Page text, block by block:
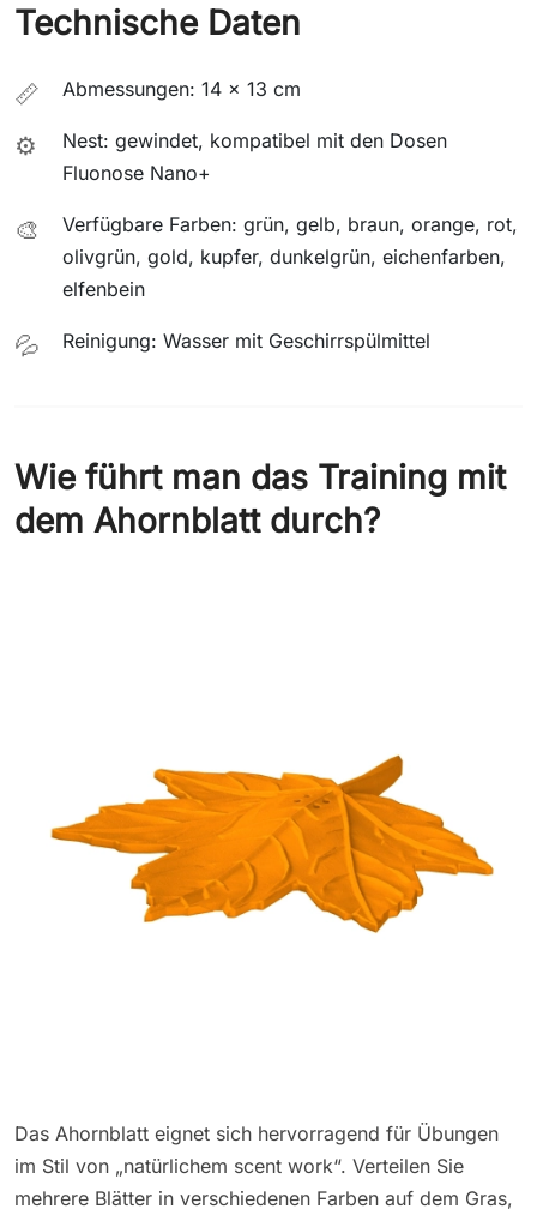
Technische Daten
📏 Abmessungen: 14 × 13 cm
⚙️
Nest: gewindet, kompatibel mit den Dosen
Fluonose Nano+
🎨
Verfügbare Farben: grün, gelb, braun, orange, rot,
olivgrün, gold, kupfer, dunkelgrün, eichenfarben,
elfenbein
💦 Reinigung: Wasser mit Geschirrspülmittel
Wie führt man das Training mit
dem Ahornblatt durch?
Das Ahornblatt eignet sich hervorragend für Übungen
im Stil von „natürlichem scent work“. Verteilen Sie
mehrere Blätter in verschiedenen Farben auf dem Gras,